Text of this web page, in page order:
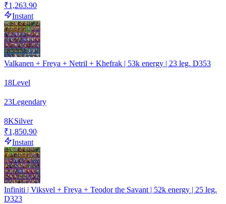
₹1,263.90
Instant
Valkanen + Freya + Netril + Khefrak | 53k energy | 23 leg. D353
18Level
23Legendary
8KSilver
₹1,850.90
Instant
Infiniti | Viksvel + Freya + Teodor the Savant | 52k energy | 25 leg.
D323